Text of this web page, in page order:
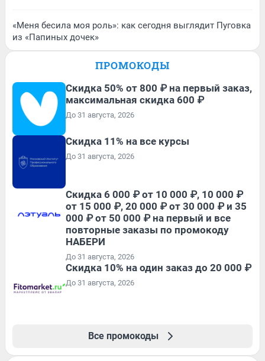
«Меня бесила моя роль»: как сегодня выглядит Пуговка
из «Папиных дочек»
ПРОМОКОДЫ
Скидка 50% от 800 ₽ на первый заказ,
максимальная скидка 600 ₽
До 31 августа, 2026
Скидка 11% на все курсы
До 31 августа, 2026
Скидка 6 000 ₽ от 10 000 ₽, 10 000 ₽
от 15 000 ₽, 20 000 ₽ от 30 000 ₽ и 35
000 ₽ от 50 000 ₽ на первый и все
повторные заказы по промокоду
НАБЕРИ
До 31 августа, 2026
Скидка 10% на один заказ до 20 000 ₽
До 31 августа, 2026
Все промокоды